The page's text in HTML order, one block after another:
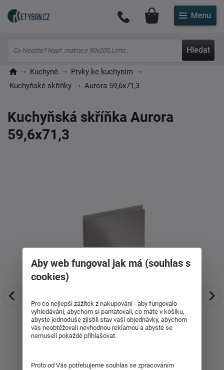
Hledat
Můj účet
Kuchyně
Prvky ke kuchyním
Kuchyňské skříňky
Aurora 59,6x71,3
Kuchyňská skříňka Aurora
59,6x71,3
Aby web fungoval jak má (souhlas s
cookies)
Pro co nejlepší zážitek z nakupování - aby fungovalo
vyhledávání, abychom si pamatovali, co máte v košíku,
abyste jednoduše zjistili stav vaší objednávky, abychom
vás neobtěžovali nevhodnou reklamou a abyste se
nemuseli pokaždé přihlašovat.
Proto od Vás potřebujeme souhlas se zpracováním